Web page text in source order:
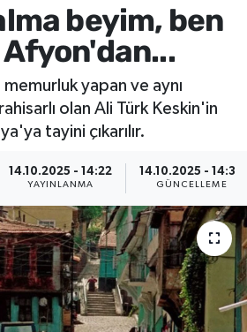
beyim, ben
yapan ve aynı
olan Ali Türk Keskin'in
tayini çıkarılır.
14.10.2025 - 14:22
YAYINLANMA
14.10.2025 - 14:30
GÜNCELLEME